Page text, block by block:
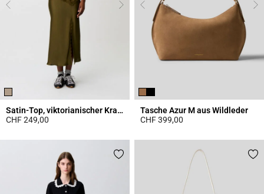
Satin-Top, viktorianischer Kragen
CHF 249,00
Tasche Azur M aus Wildleder
CHF 399,00